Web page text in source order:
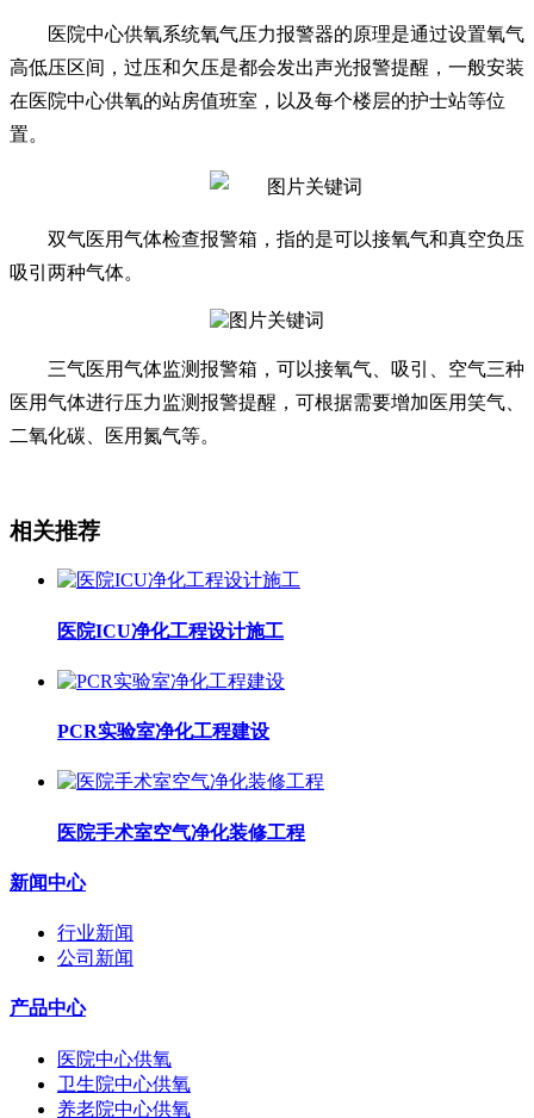
医院中心供氧系统氧气压力报警器的原理是通过设置氧气
高低压区间，过压和欠压是都会发出声光报警提醒，一般安装
在医院中心供氧的站房值班室，以及每个楼层的护士站等位
置。
双气医用气体检查报警箱，指的是可以接氧气和真空负压
吸引两种气体。
三气医用气体监测报警箱，可以接氧气、吸引、空气三种
医用气体进行压力监测报警提醒，可根据需要增加医用笑气、
二氧化碳、医用氮气等。
相关推荐
医院ICU净化工程设计施工
PCR实验室净化工程建设
医院手术室空气净化装修工程
新闻中心
行业新闻
公司新闻
产品中心
医院中心供氧
卫生院中心供氧
养老院中心供氧